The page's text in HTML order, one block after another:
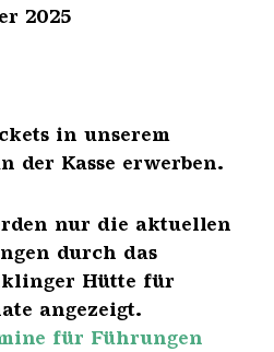
2025
in unserem
der Kasse erwerben.
nur die aktuellen
durch das
Hütte für
angezeigt.
für Führungen